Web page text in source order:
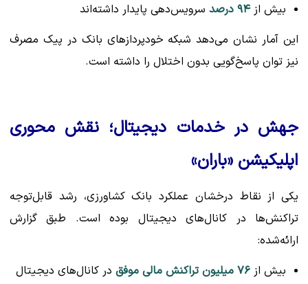
بیش از۹۴ درصد
سرویس‌دهی پایدار داشته‌اند
این آمار نشان می‌دهد شبکه خودپردازهای بانک در پیک مصرف
نیز توان پاسخ‌گویی بدون اختلال را داشته است.
جهش در خدمات دیجیتال؛ نقش محوری
اپلیکیشن «باران»
یکی از نقاط درخشان عملکرد بانک کشاورزی، رشد قابل‌توجه
تراکنش‌ها در کانال‌های دیجیتال بوده است. طبق گزارش
ارائه‌شده:
بیش از ۷۶ میلیون تراکنش مالی موفق
در کانال‌های دیجیتال